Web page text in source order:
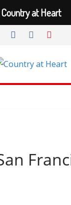
Country at Heart